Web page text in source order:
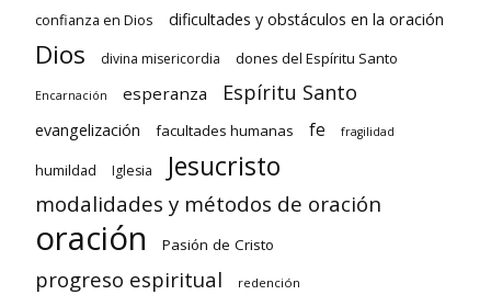
confianza en Dios dificultades y obstáculos en la oración
Dios divina misericordia dones del Espíritu Santo
Encarnación esperanza Espíritu Santo
evangelización facultades humanas fe fragilidad
humildad Iglesia Jesucristo
modalidades y métodos de oración
oración Pasión de Cristo
progreso espiritual redención